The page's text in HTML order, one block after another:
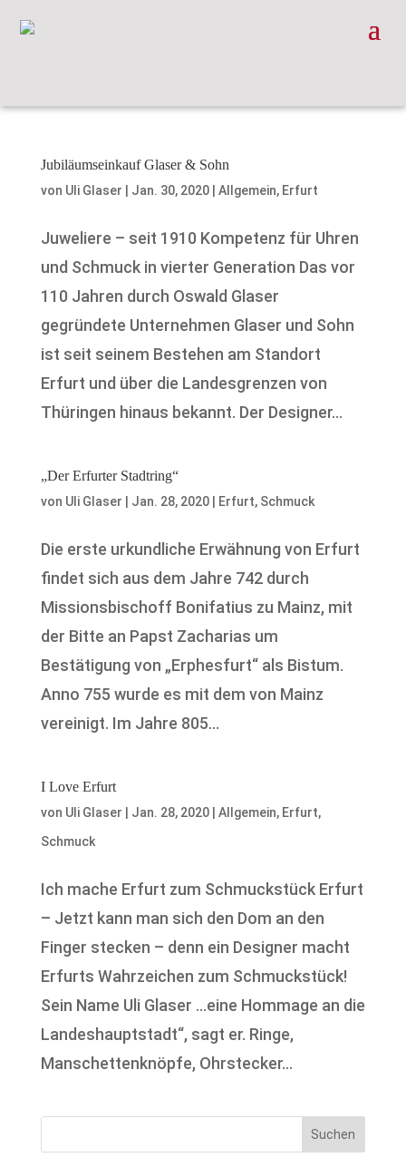
Jubiläumseinkauf Glaser & Sohn
von Uli Glaser Jan. 30, 2020| Allgemein, Erfurt
Juweliere – seit 1910 Kompetenz für Uhren
und Schmuck in vierter Generation Das vor
110 Jahren durch Oswald Glaser
gegründete Unternehmen Glaser und Sohn
ist seit seinem Bestehen am Standort
Erfurt und über die Landesgrenzen von
Thüringen hinaus bekannt. Der Designer...
„Der Erfurter Stadtring“
von Uli Glaser Jan. 28, 2020| Erfurt, Schmuck
Die erste urkundliche Erwähnung von Erfurt
findet sich aus dem Jahre 742 durch
Missionsbischoff Bonifatius zu Mainz, mit
der Bitte an Papst Zacharias um
Bestätigung von „Erphesfurt“ als Bistum.
Anno 755 wurde es mit dem von Mainz
vereinigt. Im Jahre 805...
I Love Erfurt
von Uli Glaser Jan. 28, 2020| Allgemein, Erfurt,
Schmuck
Ich mache Erfurt zum Schmuckstück Erfurt
– Jetzt kann man sich den Dom an den
Finger stecken – denn ein Designer macht
Erfurts Wahrzeichen zum Schmuckstück!
Sein Name Uli Glaser …eine Hommage an die
Landeshauptstadt“, sagt er. Ringe,
Manschettenknöpfe, Ohrstecker...